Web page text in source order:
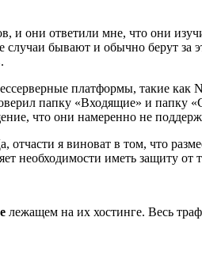
они ответили мне, что они
случаи бывают и обычно берут
платформы, такие
папку «Входящие» и
что они намеренно не
отчасти я виноват в том, что
необходимости иметь защиту от
лежащем на их хостинге. Весь